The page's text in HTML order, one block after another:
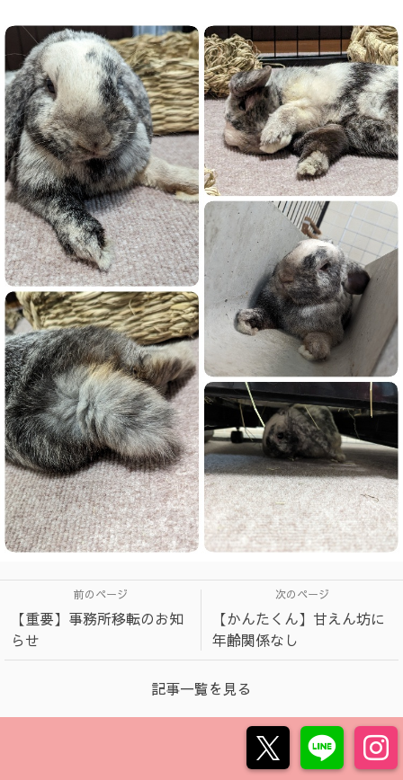
前のページ
【重要】事務所移転のお知
らせ
次のページ
【かんたくん】甘えん坊に
年齢関係なし
記事一覧を見る